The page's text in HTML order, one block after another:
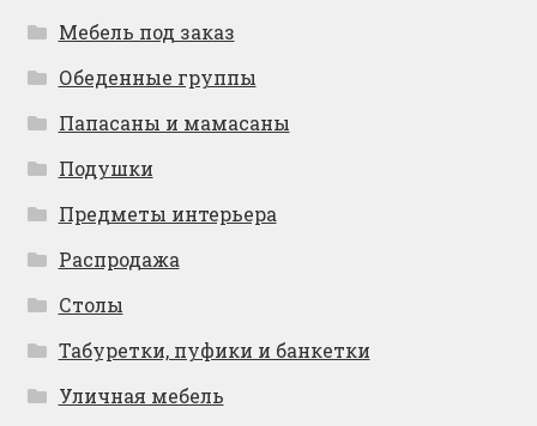
Мебель под заказ
Обеденные группы
Папасаны и мамасаны
Подушки
Предметы интерьера
Распродажа
Столы
Табуретки, пуфики и банкетки
Уличная мебель